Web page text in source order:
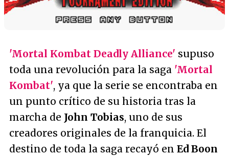
'Mortal Kombat Deadly Alliance' supuso
toda una revolución para la saga 'Mortal
Kombat', ya que la serie se encontraba en
un punto crítico de su historia tras la
marcha de John Tobias, uno de sus
creadores originales de la franquicia. El
destino de toda la saga recayó en Ed Boon